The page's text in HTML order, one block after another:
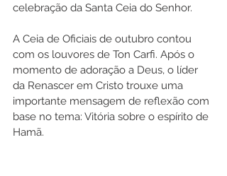
celebração da Santa Ceia do Senhor.
A Ceia de Oficiais de outubro contou
com os louvores de Ton Carfi. Após o
momento de adoração a Deus, o líder
da Renascer em Cristo trouxe uma
importante mensagem de reflexão com
base no tema: Vitória sobre o espírito de
Hamã.